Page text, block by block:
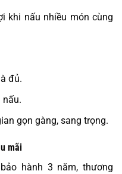
khi nấu nhiều món cùng
đủ.
nấu.
gọn gàng, sang trọng.
mãi
hành 3 năm, thương